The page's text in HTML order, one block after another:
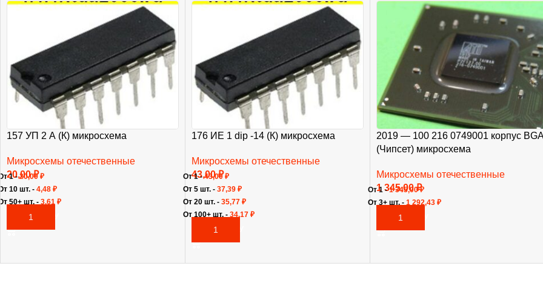
157 УП 2 А (К) микросхема
Микросхемы отечественные
20,00₽
В КОРЗИНУ
1 -20,00₽
10 шт. - 4,48 ₽
50+ шт. - 3,61 ₽
176 ИЕ 1 dip -14 (К) микросхема
Микросхемы отечественные
43,00₽
В КОРЗИНУ
От 1 -43,00₽
От 5 шт. - 37,39 ₽
От 20 шт. - 35,77 ₽
От 100+ шт. - 34,17 ₽
2019 — 100 216 0749001 корпус BGA
(Чипсет) микросхема
Микросхемы отечественные
1 345,00₽
В КОРЗИНУ
От 1 -1 345,00₽
От 3+ шт. - 1 292,43 ₽